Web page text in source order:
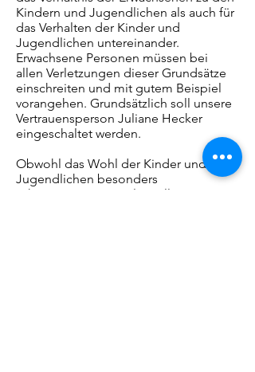
Kindern und Jugendlichen als auch für
das Verhalten der Kinder und
Jugendlichen untereinander.
Erwachsene Personen müssen bei
allen Verletzungen dieser Grundsätze
einschreiten und mit gutem Beispiel
vorangehen. Grundsätzlich soll unsere
Vertrauensperson Juliane Hecker
eingeschaltet werden.
Obwohl das Wohl der Kinder und
Jugendlichen besonders
schützenswert ist, gelten alle